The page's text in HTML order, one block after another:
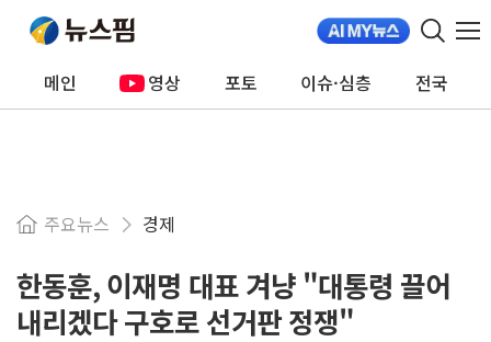
메인 영상 포토 이슈·심층 전국
주요뉴스 경제
한동훈, 이재명 대표 겨냥 "대통령 끌어
내리겠다 구호로 선거판 정쟁"